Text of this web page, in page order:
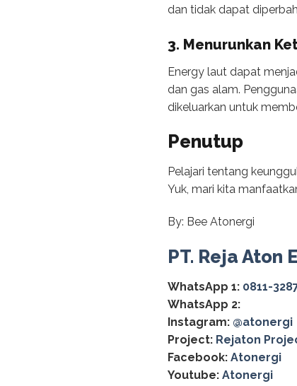
dan tidak dapat
3. Menurunkan
Energy laut dapat
dan gas alam.
dikeluarkan untuk
Penutup
Pelajari tentang
Yuk, mari kita
By: Bee Atonergi
PT. Reja Aton
WhatsApp 1: 0811-
WhatsApp 2:
Instagram: @‌atonergi
Project: Rejaton
Facebook: Atonergi
Youtube: Atonergi